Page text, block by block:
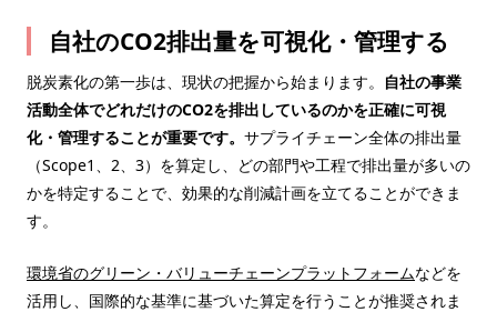
自社のCO2排出量を可視化・管理する
脱炭素化の第一歩は、現状の把握から始まります。
自社の事業
活動全体でどれだけのCO2を排出しているのかを正確に可視
化・管理することが重要です。 サプライチェーン全体の排出量
（Scope1、2、3）を算定し、どの部門や工程で排出量が多いの
かを特定することで、効果的な削減計画を立てることができま
す。
環境省のグリーン・バリューチェーンプラットフォームなどを
活用し、国際的な基準に基づいた算定を行うことが推奨されま